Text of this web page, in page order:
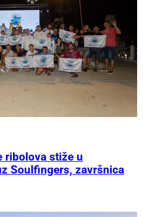
ribolova stiže u
Soulfingers, završnica